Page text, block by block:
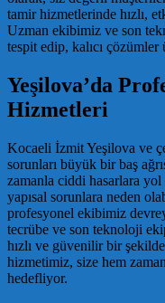
tamir hizmetlerinde hızlı,
Uzman ekibimiz ve son
tespit edip, kalıcı çözümler
Yeşilova’da
Hizmetleri
Kocaeli İzmit Yeşilova ve
sorunları büyük bir baş
zamanla ciddi hasarlara
yapısal sorunlara neden
profesyonel ekibimiz
tecrübe ve son teknoloji
hızlı ve güvenilir bir
hizmetimiz, size hem
hedefliyor.